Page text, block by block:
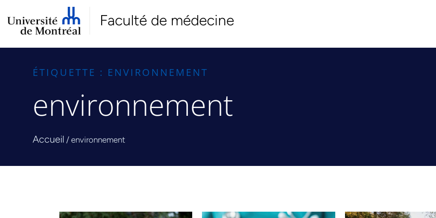
Faculté de médecine
ÉTIQUETTE : ENVIRONNEMENT
environnement
Accueil /environnement